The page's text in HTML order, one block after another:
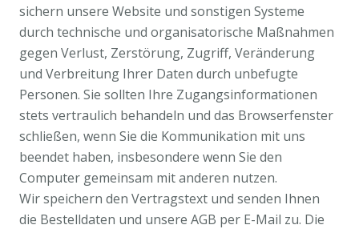
sichern unsere Website und sonstigen Systeme
durch technische und organisatorische Maßnahmen
gegen Verlust, Zerstörung, Zugriff, Veränderung
und Verbreitung Ihrer Daten durch unbefugte
Personen. Sie sollten Ihre Zugangsinformationen
stets vertraulich behandeln und das Browserfenster
schließen, wenn Sie die Kommunikation mit uns
beendet haben, insbesondere wenn Sie den
Computer gemeinsam mit anderen nutzen.
Wir speichern den Vertragstext und senden Ihnen
die Bestelldaten und unsere AGB per E-Mail zu. Die